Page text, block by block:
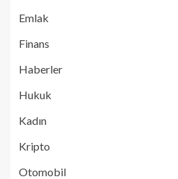
Emlak
Finans
Haberler
Hukuk
Kadın
Kripto
Otomobil